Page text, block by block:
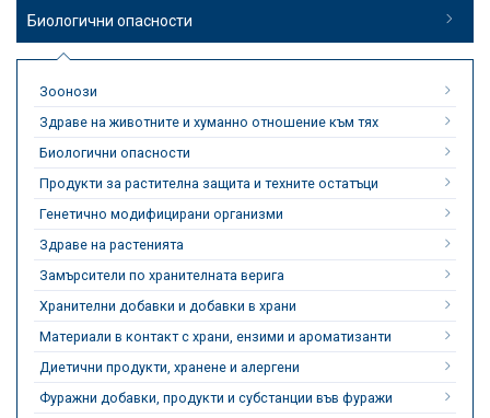
Биологични опасности
Зоонози
Здраве на животните и хуманно отношение към тях
Биологични опасности
Продукти за растителна защита и техните остатъци
Генетично модифицирани организми
Здраве на растенията
Замърсители по хранителната верига
Хранителни добавки и добавки в храни
Материали в контакт с храни, ензими и ароматизанти
Диетични продукти, хранене и алергени
Фуражни добавки, продукти и субстанции във фуражи